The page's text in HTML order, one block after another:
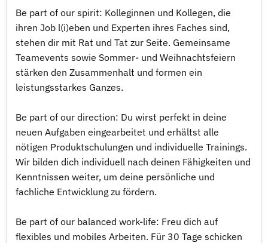
Be part of our spirit: Kolleginnen und Kollegen, die
ihren Job l(i)eben und Experten ihres Faches sind,
stehen dir mit Rat und Tat zur Seite. Gemeinsame
Teamevents sowie Sommer- und Weihnachtsfeiern
stärken den Zusammenhalt und formen ein
leistungsstarkes Ganzes.
Be part of our direction: Du wirst perfekt in deine
neuen Aufgaben eingearbeitet und erhältst alle
nötigen Produktschulungen und individuelle Trainings.
Wir bilden dich individuell nach deinen Fähigkeiten und
Kenntnissen weiter, um deine persönliche und
fachliche Entwicklung zu fördern.
Be part of our balanced work-life: Freu dich auf
flexibles und mobiles Arbeiten. Für 30 Tage schicken